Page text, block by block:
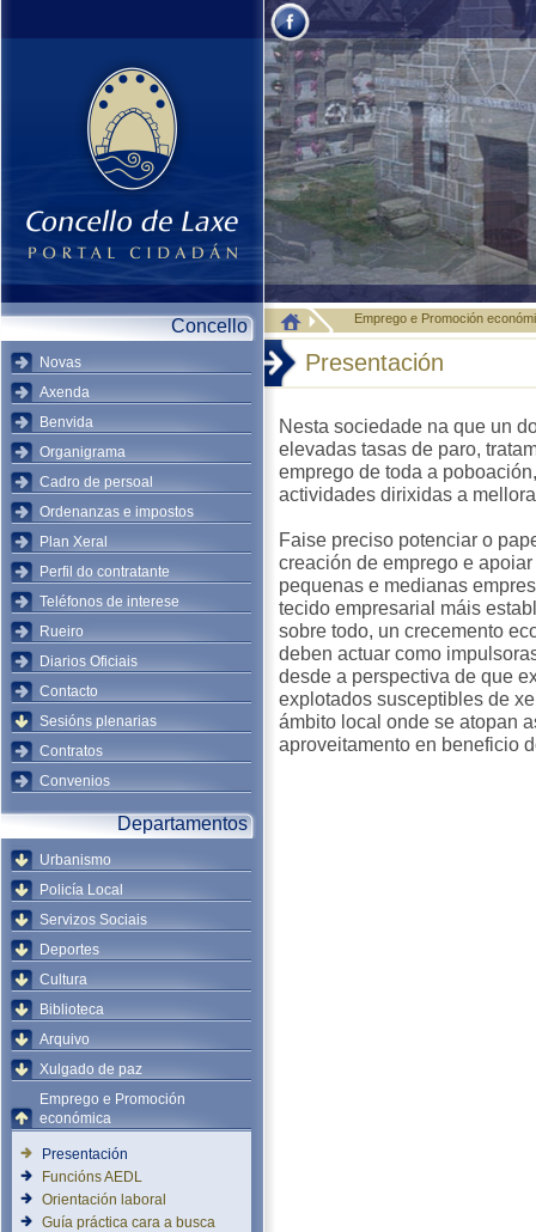
Concello
Novas
Axenda
Benvida
Organigrama
Cadro de persoal
Ordenanzas e impostos
Plan Xeral
Perfil do contratante
Teléfonos de interese
Rueiro
Diarios Oficiais
Contacto
Sesións plenarias
Contratos
Convenios
Departamentos
Urbanismo
Policía Local
Servizos Sociais
Deportes
Cultura
Biblioteca
Arquivo
Xulgado de paz
Emprego e Promoción
económica
Presentación
Funcións AEDL
Orientación laboral
Guía práctica cara a busca
Emprego e Promoción
Presentación
Nesta sociedade na que un
elevadas tasas de paro,
emprego de toda a
actividades dirixidas a
Faise preciso potenciar o
creación de emprego e
pequenas e medianas
tecido empresarial máis
sobre todo, un crecemento
deben actuar como
desde a perspectiva de que
explotados susceptibles de
ámbito local onde se atopan
aproveitamento en beneficio